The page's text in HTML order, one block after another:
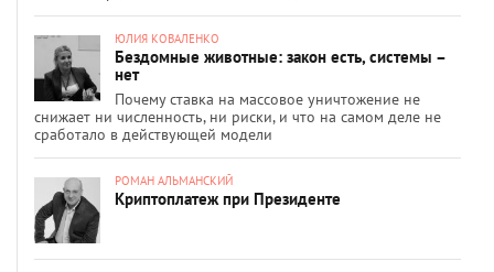
ЮЛИЯ КОВАЛЕНКО
Бездомные животные: закон есть, системы –
нет
Почему ставка на массовое уничтожение не
снижает ни численность, ни риски, и что на самом деле не
сработало в действующей модели
РОМАН АЛЬМАНСКИЙ
Криптоплатеж при Президенте